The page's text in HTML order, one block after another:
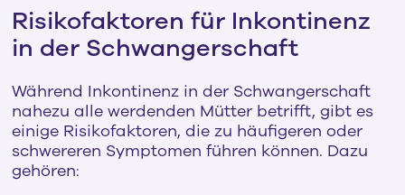
Risikofaktoren für Inkontinenz
in der Schwangerschaft
Während Inkontinenz in der Schwangerschaft
nahezu alle werdenden Mütter betrifft, gibt es
einige Risikofaktoren, die zu häufigeren oder
schwereren Symptomen führen können. Dazu
gehören: